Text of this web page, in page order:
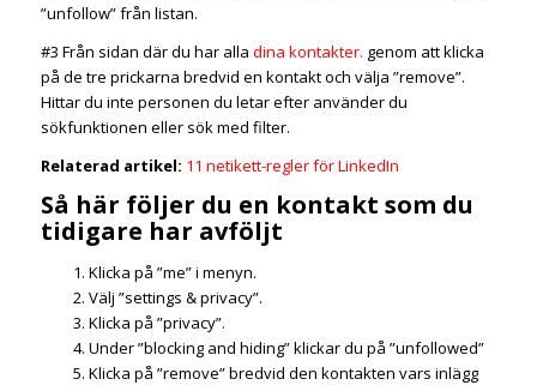
”unfollow” från listan.
#3 Från sidan där du har alla dina kontakter. genom att klicka
på de tre prickarna bredvid en kontakt och välja ”remove”.
Hittar du inte personen du letar efter använder du
sökfunktionen eller sök med filter.
Relaterad artikel: 11 netikett-regler för LinkedIn
Så här följer du en kontakt som du
tidigare har avföljt
Klicka på ”me” i menyn.
Välj ”settings & privacy”.
Klicka på ”privacy”.
Under ”blocking and hiding” klickar du på ”unfollowed”
Klicka på ”remove” bredvid den kontakten vars inlägg